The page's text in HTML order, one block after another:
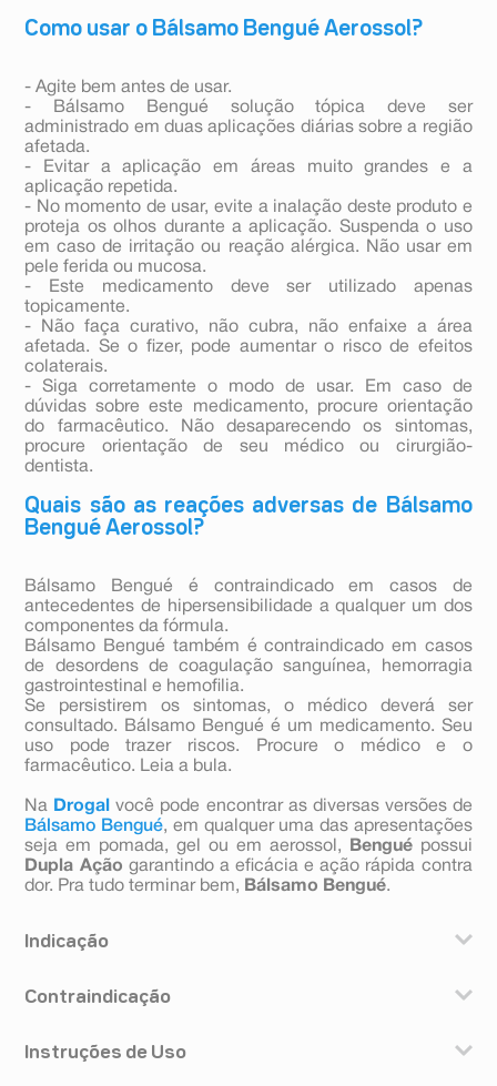
Como usar o Bálsamo Bengué Aerossol?
- Agite bem antes de usar.
- Bálsamo Bengué solução tópica deve ser
administrado em duas aplicações diárias sobre a região
afetada.
- Evitar a aplicação em áreas muito grandes e a
aplicação repetida.
- No momento de usar, evite a inalação deste produto e
proteja os olhos durante a aplicação. Suspenda o uso
em caso de irritação ou reação alérgica. Não usar em
pele ferida ou mucosa.
- Este medicamento deve ser utilizado apenas
topicamente.
- Não faça curativo, não cubra, não enfaixe a área
afetada. Se o fizer, pode aumentar o risco de efeitos
colaterais.
- Siga corretamente o modo de usar. Em caso de
dúvidas sobre este medicamento, procure orientação
do farmacêutico. Não desaparecendo os sintomas,
procure orientação de seu médico ou cirurgião-
dentista.
Quais são as reações adversas de Bálsamo
Bengué Aerossol?
Bálsamo Bengué é contraindicado em casos de
antecedentes de hipersensibilidade a qualquer um dos
componentes da fórmula.
Bálsamo Bengué também é contraindicado em casos
de desordens de coagulação sanguínea, hemorragia
gastrointestinal e hemofilia.
Se persistirem os sintomas, o médico deverá ser
consultado. Bálsamo Bengué é um medicamento. Seu
uso pode trazer riscos. Procure o médico e o
farmacêutico. Leia a bula.
Na Drogal
você pode encontrar as diversas versões de
Bálsamo Bengué, em qualquer uma das apresentações
seja em pomada, gel ou em aerossol,
Benguépossui
Dupla Ação garantindo a eficácia e ação rápida contra
dor. Pra tudo terminar bem, Bálsamo Bengué.
Indicação
reumatismo (grupo de doenças que afeta as
torcicolo, das contusões e alívio das dores musculares.
Contraindicação
antecedentes de hipersensibilidade a qualquer um dos
Instruções de Uso